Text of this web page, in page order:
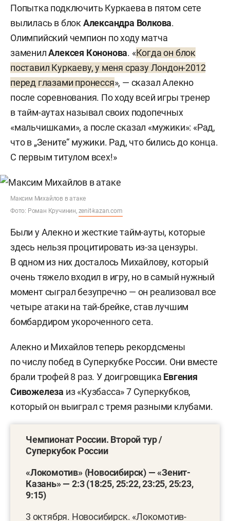
Попытка подключить Куркаева в пятом сете
вылилась в блок Александра Волкова.
Олимпийский чемпион по ходу матча
заменилАлексея Кононова. «Когда он блок
поставил Куркаеву, у меня сразу Лондон-2012
перед глазами пронесся», — сказал Алекно
после соревнования. По ходу всей игры тренер
в тайм-аутах называл своих подопечных
«мальчишками», а после сказал «мужики»: «Рад,
что в „Зените“ мужики. Рад, что бились до конца.
С первым титулом всех!»
Максим Михайлов в атаке
Фото: Роман Кручинин, zenit-kazan.com
Были у Алекно и жесткие тайм-ауты, которые
здесь нельзя процитировать из-за цензуры.
В одном из них досталось Михайлову, который
очень тяжело входил в игру, но в самый нужный
момент сыграл безупречно — он реализовал все
четыре атаки на тай-брейке, став лучшим
бомбардиром укороченного сета.
Алекно и Михайлов теперь рекордсмены
по числу побед в Суперкубке России. Они вместе
брали трофей 8 раз. У доигровщика Евгения
Сивожелеза из «Кузбасса» 7 Суперкубков,
который он выиграл с тремя разными клубами.
Чемпионат России. Второй тур /
Суперкубок России
«Локомотив» (Новосибирск) — «Зенит-
Казань» — 2:3 (18:25, 25:22, 23:25, 25:23,
9:15)
3 октября. Новосибирск. «Локомотив-